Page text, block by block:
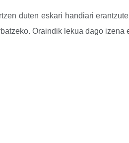
duten eskari handiari
Oraindik lekua dago izena